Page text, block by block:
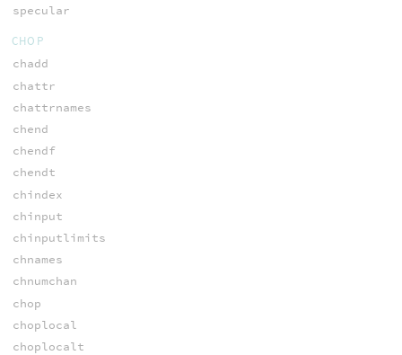
specular
CHOP
chadd
chattr
chattrnames
chend
chendf
chendt
chindex
chinput
chinputlimits
chnames
chnumchan
chop
choplocal
choplocalt